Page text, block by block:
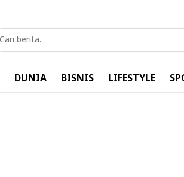
DUNIA BISNIS LIFESTYLE